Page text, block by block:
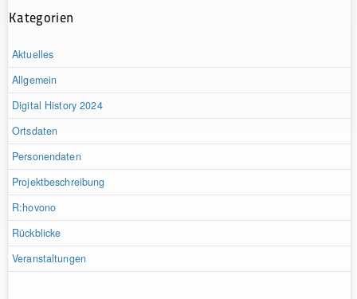
Kategorien
Aktuelles
Allgemein
Digital History 2024
Ortsdaten
Personendaten
Projektbeschreibung
R:hovono
Rückblicke
Veranstaltungen